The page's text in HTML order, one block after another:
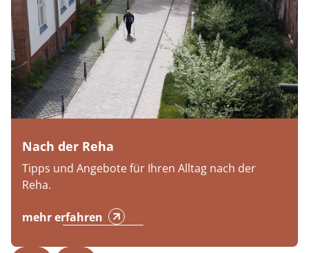
Nach der Reha
Tipps und Angebote für Ihren Alltag nach der
Reha.
mehr erfahren